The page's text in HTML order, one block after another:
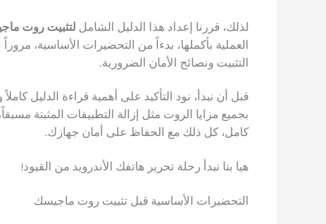
لذلك، قررنا إعداد هذا الدليل الشامل لتثبيت روت
العملية بأكملها، بدءاً من التحضيرات الأساسية،
التثبيت ونصائح الأمان الضرورية.
قبل أن نبدأ، نود التأكيد على أهمية قراءة الدليل
بجميع مزايا الروت مثل إزالة التطبيقات المثبتة
كامل، كل ذلك مع الحفاظ على أمان جهازك.
هيا بنا نبدأ رحلة تحرير هاتفك الأندرويد من القيود!
التحضيرات الأساسية قبل تثبيت روت ماجيسك